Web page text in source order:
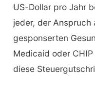
US-Dollar pro Jahr
jeder, der
gesponserten
Medicaid oder
diese